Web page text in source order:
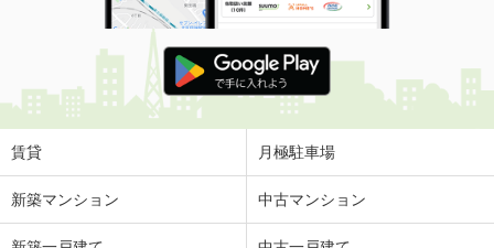
賃貸 月極駐車場
新築マンション 中古マンション